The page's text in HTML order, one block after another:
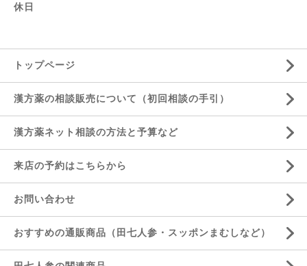
休日
トップページ
漢方薬の相談販売について（初回相談の手引）
漢方薬ネット相談の方法と予算など
来店の予約はこちらから
お問い合わせ
おすすめの通販商品（田七人参・スッポンまむしなど）